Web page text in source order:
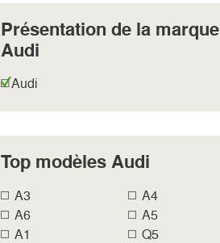
Présentation de la marque
Audi
Audi
Top modèles Audi
A3
A4
A6
A5
A1
Q5